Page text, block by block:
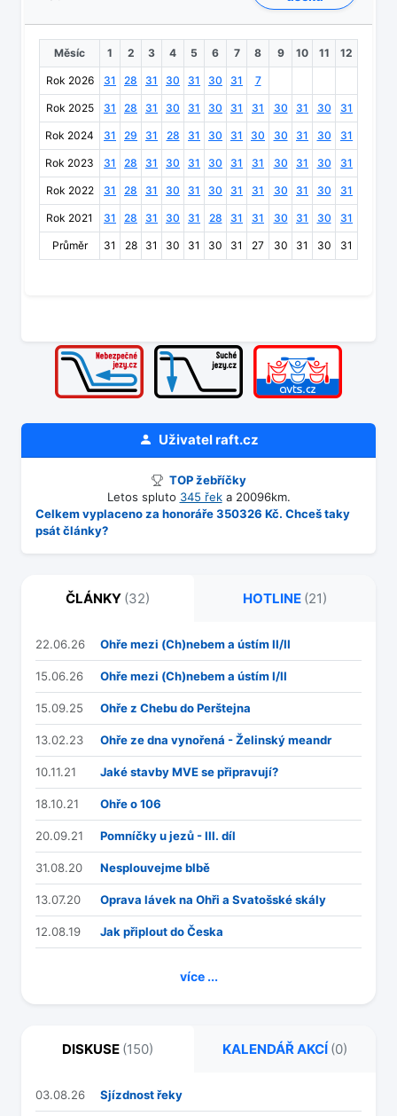
Měsíc 1 2 3 4 5 6 7 8 9 10 11 12
Rok 2026 31 28 31 30 31 30 31 7
Rok 2025 31 28 31 30 31 30 31 31 30 31 30 31
Rok 2024 31 29 31 28 31 30 31 30 30 31 30 31
Rok 2023 31 28 31 30 31 30 31 31 30 31 30 31
Rok 2022 31 28 31 30 31 30 31 31 30 31 30 31
Rok 2021 31 28 31 30 31 28 31 31 30 31 30 31
Průměr 31 28 31 30 31 30 31 27 30 31 30 31
Uživatelraft.cz
TOP žebříčky
Letos spluto 345 řeka 20096km.
Celkem vyplaceno za honoráře 350326 Kč. Chceš taky
psát články?
ČLÁNKY (32) HOTLINE (21)
22.06.26 Ohře mezi (Ch)nebem a ústím II/II
15.06.26 Ohře mezi (Ch)nebem a ústím I/II
15.09.25 Ohře z Chebu do Perštejna
13.02.23 Ohře ze dna vynořená - Želinský meandr
10.11.21 Jaké stavby MVE se připravují?
18.10.21 Ohře o 106
20.09.21 Pomníčky u jezů - III. díl
31.08.20 Nesplouvejme blbě
13.07.20 Oprava lávek na Ohři a Svatošské skály
12.08.19 Jak připlout do Česka
více ...
DISKUSE (150) KALENDÁŘ AKCÍ (0)
03.08.26 Sjízdnost řeky